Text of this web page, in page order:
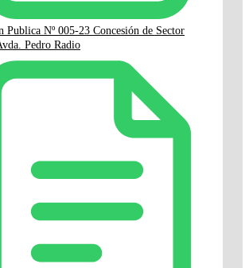
Publica Nº 005-23 Concesión de Sector
Pedro Radio